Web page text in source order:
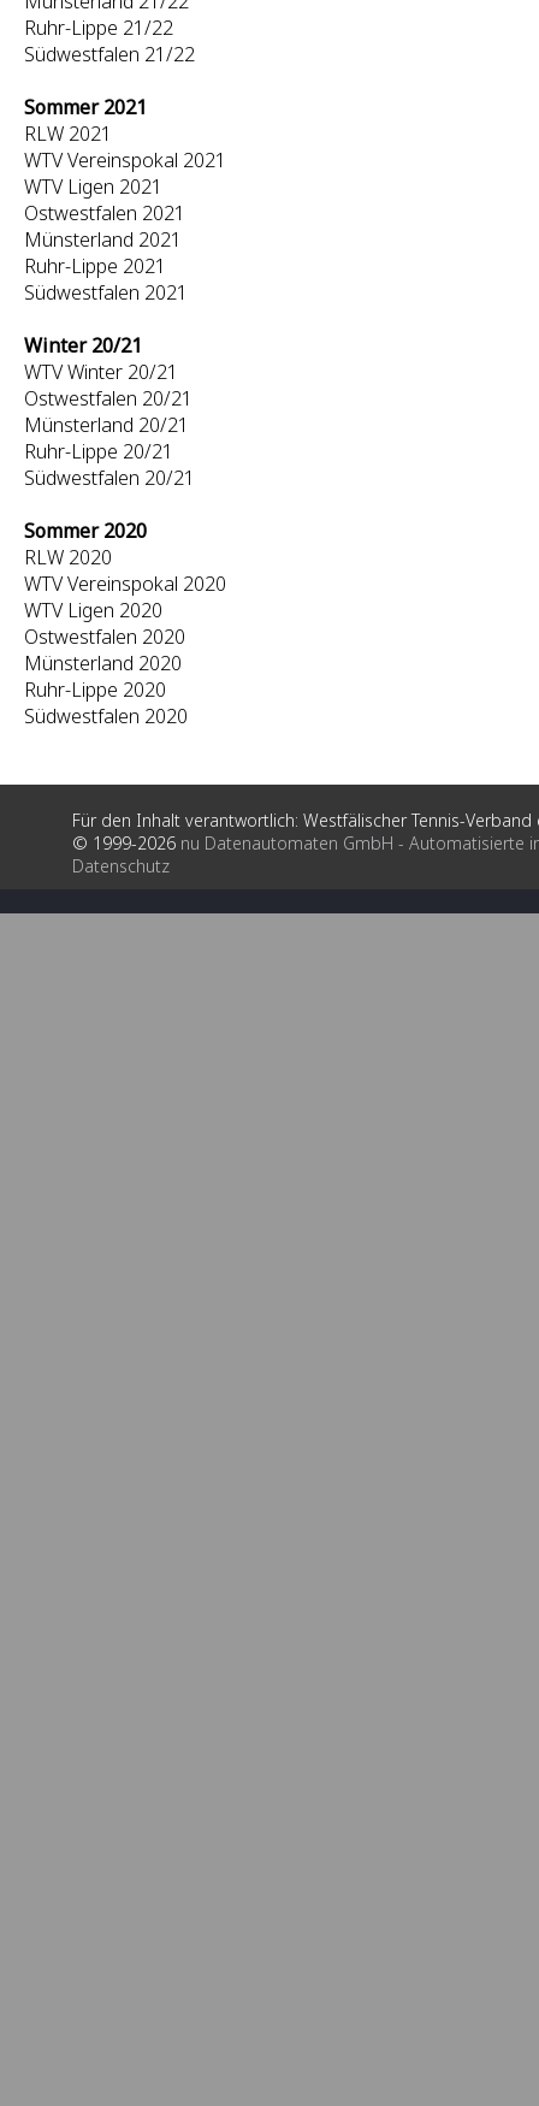
Ruhr-Lippe 21/22
Südwestfalen 21/22
Sommer 2021
RLW 2021
WTV Vereinspokal 2021
WTV Ligen 2021
Ostwestfalen 2021
Münsterland 2021
Ruhr-Lippe 2021
Südwestfalen 2021
Winter 20/21
WTV Winter 20/21
Ostwestfalen 20/21
Münsterland 20/21
Ruhr-Lippe 20/21
Südwestfalen 20/21
Sommer 2020
RLW 2020
WTV Vereinspokal 2020
WTV Ligen 2020
Ostwestfalen 2020
Münsterland 2020
Ruhr-Lippe 2020
Südwestfalen 2020
Für den Inhalt verantwortlich: Westfälischer Tennis-Verband
© 1999-2026 nu Datenautomaten GmbH - Automatisierte
Datenschutz